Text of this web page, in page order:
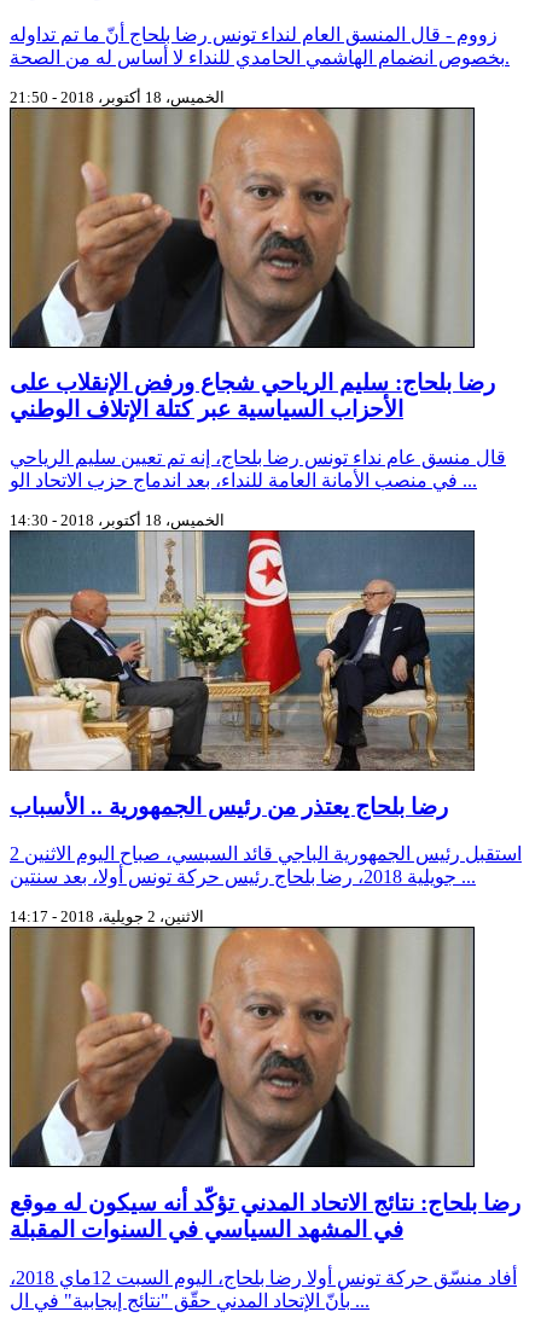
زووم - قال المنسق العام لنداء تونس رضا بلحاج أنّ ما تم تداوله
بخصوص انضمام الهاشمي الحامدي للنداء لا أساس له من الصحة.
الخميس، 18 أكتوبر، 2018 - 21:50
رضا بلحاج: سليم الرياحي شجاع ورفض الإنقلاب على
الأحزاب السياسية عبر كتلة الإتلاف الوطني
قال منسق عام نداء تونس رضا بلحاج، إنه تم تعيين سليم الرياحي
في منصب الأمانة العامة للنداء، بعد اندماج حزب الاتحاد الو ...
الخميس، 18 أكتوبر، 2018 - 14:30
رضا بلحاج يعتذر من رئيس الجمهورية .. الأسباب
استقبل رئيس الجمهورية الباجي قائد السبسي، صباح اليوم الاثنين 2
جويلية 2018، رضا بلحاج رئيس حركة تونس أولا، بعد سنتين ...
الاثنين، 2 جويلية، 2018 - 14:17
رضا بلحاج: نتائج الاتحاد المدني تؤكّد أنه سيكون له موقع
في المشهد السياسي في السنوات المقبلة
أفاد منسّق حركة تونس أولا رضا بلحاج، اليوم السبت 12ماي 2018،
بأنّ الإتحاد المدني حقّق "نتائج إيجابية" في ال ...